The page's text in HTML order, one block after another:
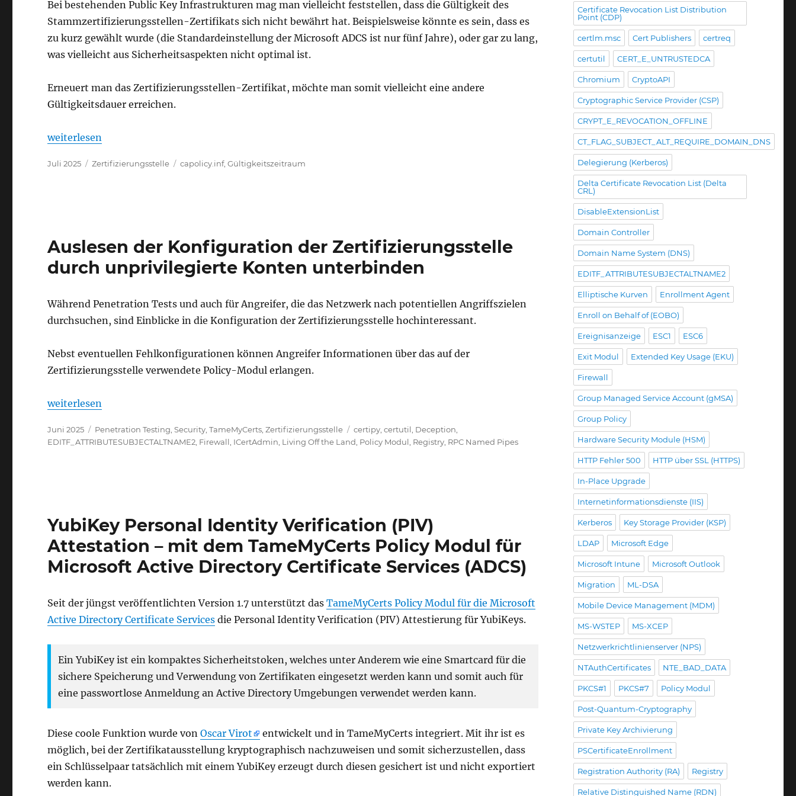
Bei bestehenden Public Key Infrastrukturen mag man vielleicht feststellen, dass die Gültigkeit des
Stammzertifizierungsstellen-Zertifikats sich nicht bewährt hat. Beispielsweise könnte es sein, dass es
zu kurz gewählt wurde (die Standardeinstellung der Microsoft ADCS ist nur fünf Jahre), oder gar zu lang,
was vielleicht aus Sicherheitsaspekten nicht optimal ist.
Erneuert man das Zertifizierungsstellen-Zertifikat, möchte man somit vielleicht eine andere
Gültigkeitsdauer erreichen.
„Verlängern oder verkürzen des Gültigkeitszeitraums von Stammzertifizierungsstellen-Zertifikaten“
weiterlesen
Veröffentlicht
Juli 2025 Kategorien
Zertifizierungsstelle Schlagwörter
capolicy.inf,Gültigkeitszeitraum
Auslesen der Konfiguration der Zertifizierungsstelle
durch unprivilegierte Konten unterbinden
Während Penetration Tests und auch für Angreifer, die das Netzwerk nach potentiellen Angriffszielen
durchsuchen, sind Einblicke in die Konfiguration der Zertifizierungsstelle hochinteressant.
Nebst eventuellen Fehlkonfigurationen können Angreifer Informationen über das auf der
Zertifizierungsstelle verwendete Policy-Modul erlangen.
„Auslesen der Konfiguration der Zertifizierungsstelle durch unprivilegierte Konten unterbinden“
weiterlesen
Veröffentlicht
am
Juni 2025 Kategorien
Penetration Testing ,Security ,TameMyCerts ,Zertifizierungsstelle Schlagwörter
certipy ,certutil Deception
EDITF_ATTRIBUTESUBJECTALTNAME2 Firewall ICertAdmin Living Off the Land Policy Modul Registry RPC Named Pipes
YubiKey Personal Identity Verification (PIV)
Attestation – mit dem TameMyCerts Policy Modul für
Microsoft Active Directory Certificate Services (ADCS)
Seit der jüngst veröffentlichten Version 1.7 unterstützt dasTameMyCerts Policy Modul für die Microsoft
Active Directory Certificate Services die Personal Identity Verification (PIV) Attestierung für YubiKeys.
Ein YubiKey ist ein kompaktes Sicherheitstoken, welches unter Anderem wie eine Smartcard für die
sichere Speicherung und Verwendung von Zertifikaten eingesetzt werden kann und somit auch für
eine passwortlose Anmeldung an Active Directory Umgebungen verwendet werden kann.
Diese coole Funktion wurde vonOscar Virot
entwickelt und in TameMyCerts integriert. Mit ihr ist es
möglich, bei der Zertifikatausstellung kryptographisch nachzuweisen und somit sicherzustellen, dass
ein Schlüsselpaar tatsächlich mit einem YubiKey erzeugt durch diesen gesichert ist und nicht exportiert
werden kann.
Certificate Revocation List Distribution
Point (CDP)
certlm.msc Cert Publishers certreq
certutil CERT_E_UNTRUSTEDCA
Chromium CryptoAPI
Cryptographic Service Provider (CSP)
CRYPT_E_REVOCATION_OFFLINE
CT_FLAG_SUBJECT_ALT_REQUIRE_DOMAIN_DNS
Delegierung (Kerberos)
Delta Certificate Revocation List (Delta
CRL)
DisableExtensionList
Domain Controller
Domain Name System (DNS)
EDITF_ATTRIBUTESUBJECTALTNAME2
Elliptische Kurven Enrollment Agent
Enroll on Behalf of (EOBO)
Ereignisanzeige ESC1 ESC6
Exit Modul Extended Key Usage (EKU)
Firewall
Group Managed Service Account (gMSA)
Group Policy
Hardware Security Module (HSM)
HTTP Fehler 500 HTTP über SSL (HTTPS)
In-Place Upgrade
Internetinformationsdienste (IIS)
Kerberos Key Storage Provider (KSP)
LDAP Microsoft Edge
Microsoft Intune Microsoft Outlook
Migration ML-DSA
Mobile Device Management (MDM)
MS-WSTEP MS-XCEP
Netzwerkrichtlinienserver (NPS)
NTAuthCertificates NTE_BAD_DATA
PKCS#1 PKCS#7 Policy Modul
Post-Quantum-Cryptography
Private Key Archivierung
PSCertificateEnrollment
Registration Authority (RA) Registry
Relative Distinguished Name (RDN)